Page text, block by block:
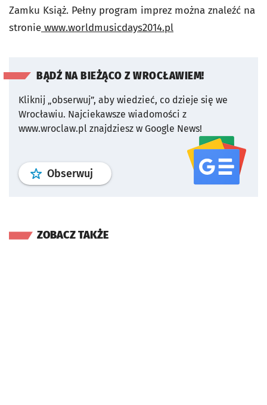
Zamku Książ. Pełny program imprez można znaleźć na
stronie www.worldmusicdays2014.pl
BĄDŹ NA BIEŻĄCO Z WROCŁAWIEM!
Kliknij „obserwuj”, aby wiedzieć, co dzieje się we
Wrocławiu. Najciekawsze wiadomości z
www.wroclaw.pl znajdziesz w Google News!
Obserwuj profil serwisu
ZOBACZ TAKŻE